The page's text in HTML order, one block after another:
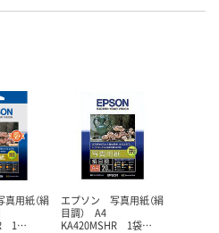
用紙（絹
1…
エプソン 写真用紙（絹
目調） A4
KA420MSHR 1袋…